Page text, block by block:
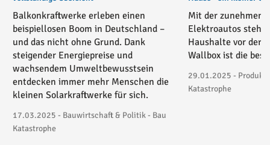
Balkonkraftwerke erleben einen
beispiellosen Boom in Deutschland –
und das nicht ohne Grund. Dank
steigender Energiepreise und
wachsendem Umweltbewusstsein
entdecken immer mehr Menschen die
kleinen Solarkraftwerke für sich.
17.03.2025 - Bauwirtschaft & Politik - Bau
Katastrophe
Mit der
Elektroautos
Haushalte vor der
Wallbox ist die
29.01.2025 -
Katastrophe